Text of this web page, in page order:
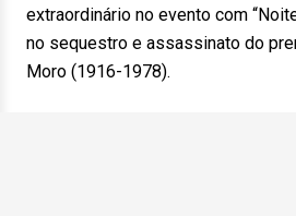
extraordinário no evento com
no sequestro e assassinato do
Moro (1916-1978).